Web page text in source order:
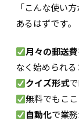
「こんな使い
あるはずです。
月々の郵送
なく始められ
クイズ形式
無料でもこ
自動化で業